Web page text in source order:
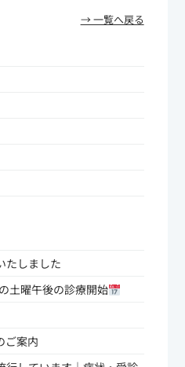
→ 一覧へ戻る
たしました
土曜午後の診療開始
ご案内